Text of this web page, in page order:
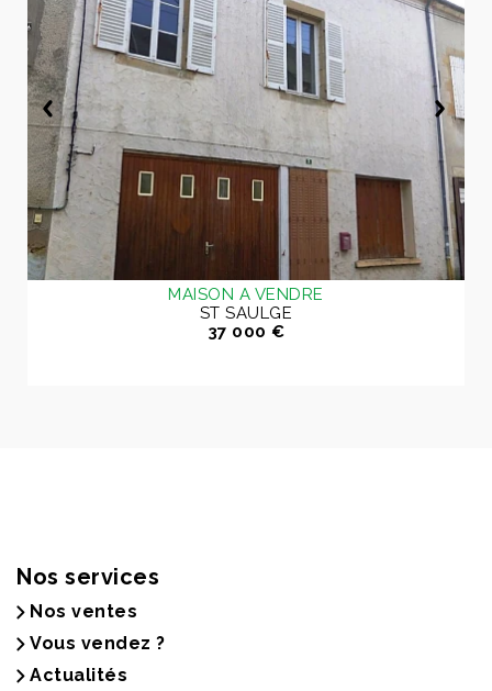
MAISON A VENDRE
ST SAULGE
37 000 €
Nos services
Nos ventes
Vous vendez ?
Actualités